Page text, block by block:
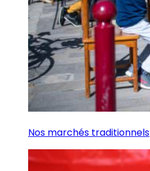
Nos marchés traditionnels